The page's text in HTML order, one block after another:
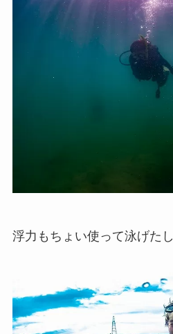
浮力もちょい使って泳げたし